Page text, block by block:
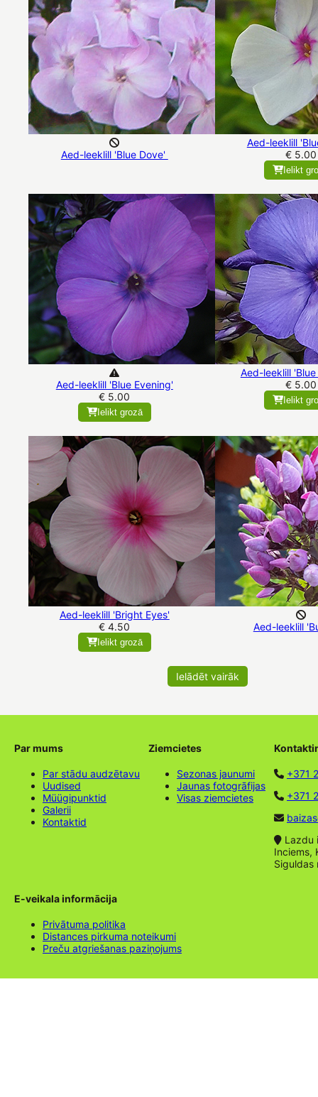
Aed-leeklill 'Blue Dove'
Aed-leeklill
€ 5.00
Ielikt
Aed-leeklill 'Blue Evening'
€ 5.00
Ielikt grozā
Aed-leeklill
€ 5.00
Ielikt
Aed-leeklill 'Bright Eyes'
€ 4.50
Ielikt grozā
Aed-leeklill
Ielādēt vairāk
Par mums
Par stādu audzētavu
Uudised
Müügipunktid
Galerii
Kontaktid
Ziemcietes
Sezonas jaunumi
Jaunas fotogrāfijas
Visas ziemcietes
+371
+371
Lazdu
Inciems,
Siguldas
E-veikala informācija
Privātuma politika
Distances pirkuma noteikumi
Preču atgriešanas paziņojums